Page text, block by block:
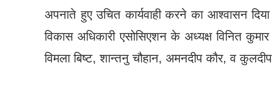
अपनाते हुए उचित कार्यवाही करने का आश्वासन
विकास अधिकारी एसोसिएशन के अध्यक्ष विनित
विमला बिष्ट, शान्तनु चौहान, अमनदीप कौर, व